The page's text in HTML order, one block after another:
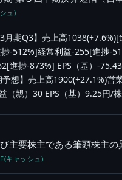
ュ)
3月期Q3】売上高
-512%]経常利益-255[進捗-
進捗-873%] EPS（基）-
想】売上高1900(+27.1%)営
（親）30 EPS（基）9.25円/株
主要株主である筆頭株主の
キャッシュ)